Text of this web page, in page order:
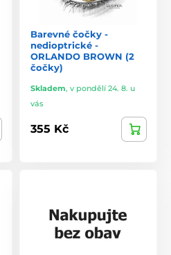
Barevné čočky -
nedioptrické -
ORLANDO BROWN (2
čočky)
Skladem, v pondělí 24. 8. u
vás
355 Kč